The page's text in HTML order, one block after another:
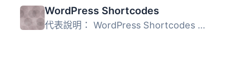
WordPress Shortcodes
代表說明： WordPress Shortcodes 是一款免費的 WordPress ...